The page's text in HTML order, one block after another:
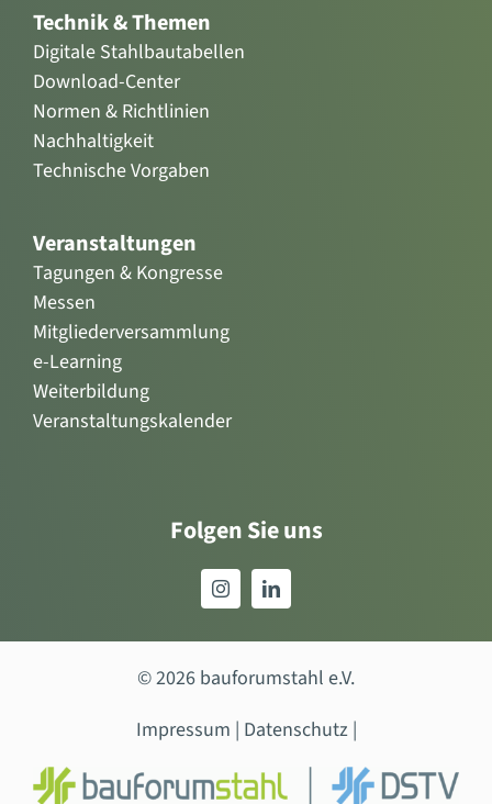
Technik & Themen
Digitale Stahlbautabellen
Download-Center
Normen & Richtlinien
Nachhaltigkeit
Technische Vorgaben
Veranstaltungen
Tagungen & Kongresse
Messen
Mitgliederversammlung
e-Learning
Weiterbildung
Veranstaltungskalender
Folgen Sie uns
© 2026 bauforumstahl e.V.
Impressum | Datenschutz|